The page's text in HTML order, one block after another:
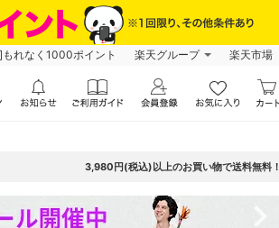
れなく1000ポイント 楽天グループ 楽天市場
3,980円(税込)以上のお買い物で送料無料！